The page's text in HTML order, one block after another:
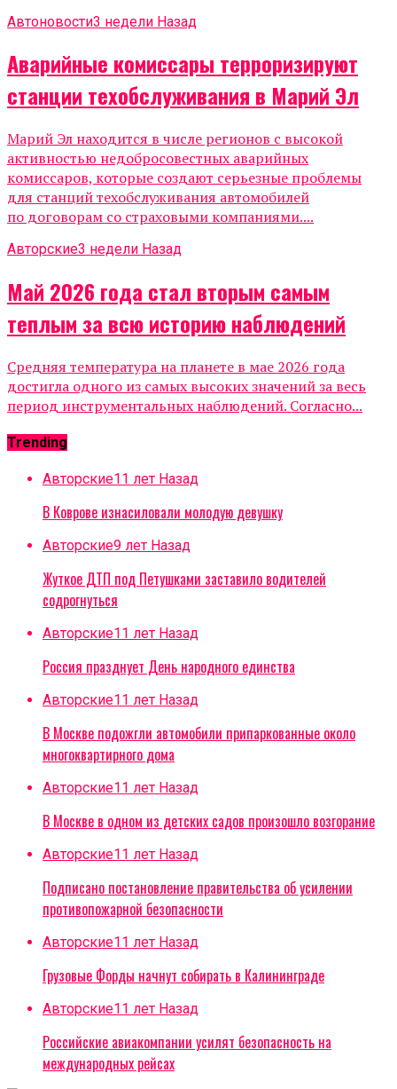
Автоновости3 недели Назад
Аварийные комиссары терроризируют
станции техобслуживания в Марий Эл
Марий Эл находится в числе регионов с высокой
активностью недобросовестных аварийных
комиссаров, которые создают серьезные проблемы
для станций техобслуживания автомобилей
по договорам со страховыми компаниями....
Авторские3 недели Назад
Май 2026 года стал вторым самым
теплым за всю историю наблюдений
Средняя температура на планете в мае 2026 года
достигла одного из самых высоких значений за весь
период инструментальных наблюдений. Согласно...
Trending
Авторские11 лет Назад
В Коврове изнасиловали молодую девушку
Авторские9 лет Назад
Жуткое ДТП под Петушками заставило водителей
содрогнуться
Авторские11 лет Назад
Россия празднует День народного единства
Авторские11 лет Назад
В Москве подожгли автомобили припаркованные около
многоквартирного дома
Авторские11 лет Назад
В Москве в одном из детских садов произошло возгорание
Авторские11 лет Назад
Подписано постановление правительства об усилении
противопожарной безопасности
Авторские11 лет Назад
Грузовые Форды начнут собирать в Калининграде
Авторские11 лет Назад
Российские авиакомпании усилят безопасность на
международных рейсах